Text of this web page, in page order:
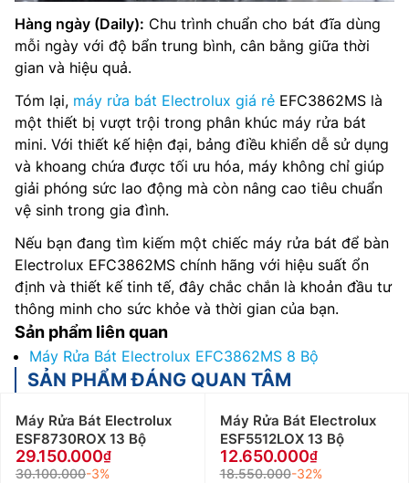
Hàng ngày (Daily): Chu trình chuẩn cho bát đĩa dùng
mỗi ngày với độ bẩn trung bình, cân bằng giữa thời
gian và hiệu quả.
Tóm lại, máy rửa bát Electrolux giá rẻ EFC3862MS là
một thiết bị vượt trội trong phân khúc máy rửa bát
mini. Với thiết kế hiện đại, bảng điều khiển dễ sử dụng
và khoang chứa được tối ưu hóa, máy không chỉ giúp
giải phóng sức lao động mà còn nâng cao tiêu chuẩn
vệ sinh trong gia đình.
Nếu bạn đang tìm kiếm một chiếc máy rửa bát để bàn
Electrolux EFC3862MS chính hãng với hiệu suất ổn
định và thiết kế tinh tế, đây chắc chắn là khoản đầu tư
thông minh cho sức khỏe và thời gian của bạn.
Sản phẩm liên quan
Máy Rửa Bát Electrolux EFC3862MS 8 Bộ
SẢN PHẨM ĐÁNG QUAN TÂM
Máy Rửa Bát Electrolux
ESF8730ROX 13 Bộ
29.150.000
30.100.000-3%
Máy Rửa Bát Electrolux
ESF5512LOX 13 Bộ
12.650.000
18.550.000-32%